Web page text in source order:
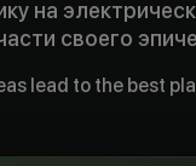
на
своего
lead to the best